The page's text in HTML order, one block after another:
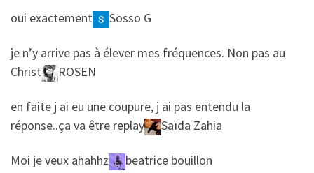
​​oui exactement Sosso G
​​je n’y arrive pas à élever mes fréquences. Non pas au
Christ
ROSEN
​​en faite j ai eu une coupure, j ai pas entendu la
réponse..ça va être replay
Saïda Zahia
​​Moi je veux ahahhz beatrice bouillon